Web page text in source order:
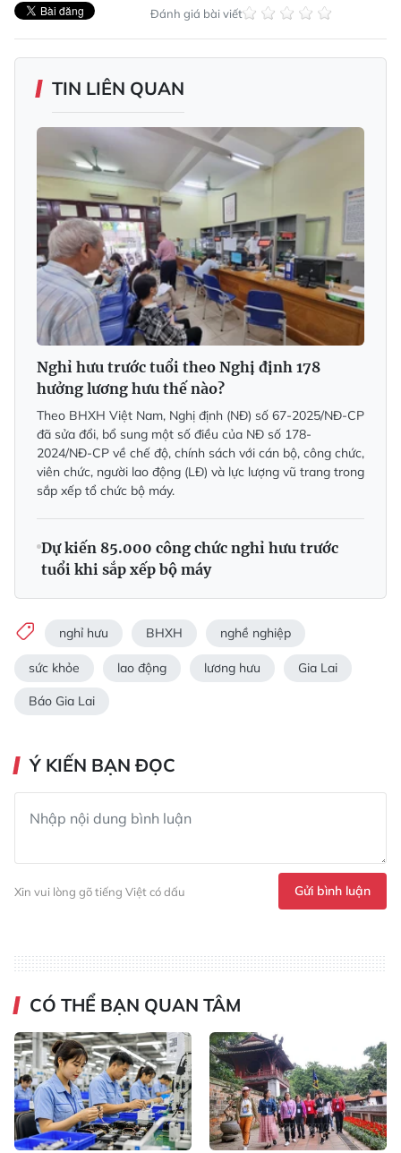
Đánh giá bài viết
TIN LIÊN QUAN
Nghỉ hưu trước tuổi theo Nghị định 178
hưởng lương hưu thế nào?
Theo BHXH Việt Nam, Nghị định (NĐ) số 67-2025/NĐ-CP
đã sửa đổi, bổ sung một số điều của NĐ số 178-
2024/NĐ-CP về chế độ, chính sách với cán bộ, công chức,
viên chức, người lao động (LĐ) và lực lượng vũ trang trong
sắp xếp tổ chức bộ máy.
Dự kiến 85.000 công chức nghỉ hưu trước
tuổi khi sắp xếp bộ máy
nghỉ hưu BHXH nghề nghiệp
sức khỏe lao động lương hưu Gia Lai
Báo Gia Lai
Ý KIẾN BẠN ĐỌC
Xin vui lòng gõ tiếng Việt có dấu Gửi bình luận
CÓ THỂ BẠN QUAN TÂM